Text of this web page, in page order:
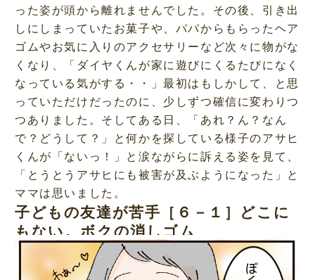
った姿が頭から離れませんでした。その後、引き出
しにしまっていたお菓子や、パパからもらったヘア
ゴムやお気に入りのアクセサリーなど次々に物がな
くなり、「ダイヤくんが家に遊びにくるたびになく
なっている気がする・・」最初はもしかして、と思
っていただけだったのに、少しずつ確信に変わりつ
つありました。そしてある日、「あれ？ん？なん
で？どうして？」と何かを探している様子のアサヒ
くんが「ないっ！」と涙ながらに訴える姿を見て、
「とうとうアサヒにも被害が及ぶようになった」と
ママは思いました。
子どもの友達が苦手［６－１］どこに
もない。ボクの消しゴム